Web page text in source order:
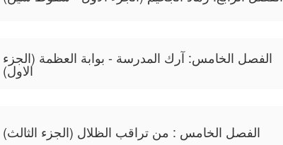
الفصل الخامس: آرك المدرسة - بوابة العظمة (الجزء
الاول)
الفصل الخامس : من تراقب الظلال (الجزء الثالث)